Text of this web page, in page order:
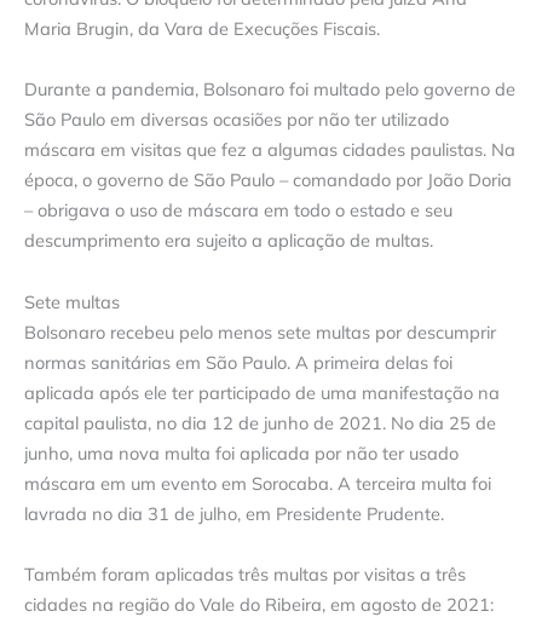
Maria Brugin, da Vara de Execuções Fiscais.
Durante a pandemia, Bolsonaro foi multado pelo governo de
São Paulo em diversas ocasiões por não ter utilizado
máscara em visitas que fez a algumas cidades paulistas. Na
época, o governo de São Paulo – comandado por João Doria
– obrigava o uso de máscara em todo o estado e seu
descumprimento era sujeito a aplicação de multas.
Sete multas
Bolsonaro recebeu pelo menos sete multas por descumprir
normas sanitárias em São Paulo. A primeira delas foi
aplicada após ele ter participado de uma manifestação na
capital paulista, no dia 12 de junho de 2021. No dia 25 de
junho, uma nova multa foi aplicada por não ter usado
máscara em um evento em Sorocaba. A terceira multa foi
lavrada no dia 31 de julho, em Presidente Prudente.
Também foram aplicadas três multas por visitas a três
cidades na região do Vale do Ribeira, em agosto de 2021: